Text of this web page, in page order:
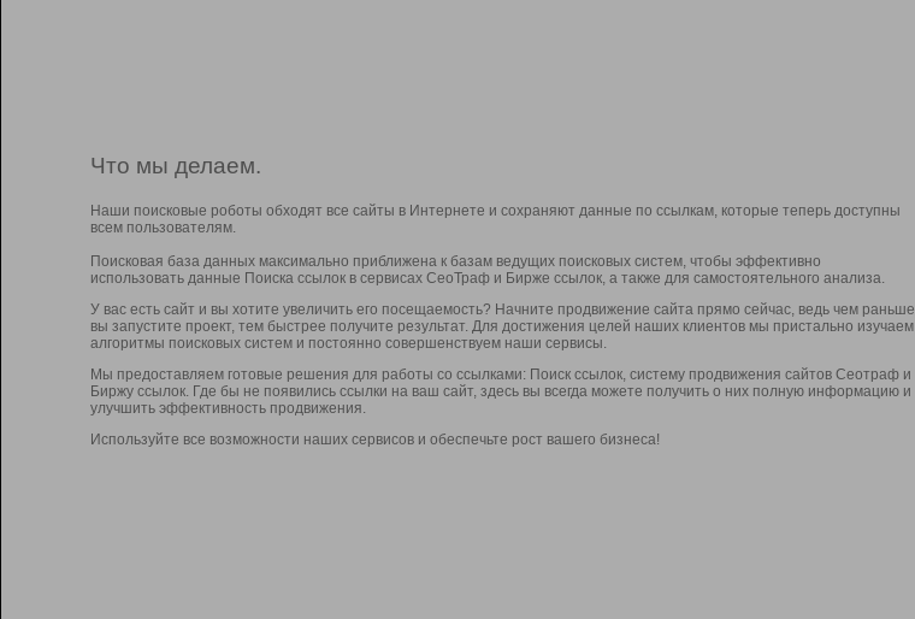
Что мы делаем.
Наши поисковые роботы обходят все сайты в Интернете и сохраняют данные по ссылкам, которые теперь доступны
всем пользователям.
Поисковая база данных максимально приближена к базам ведущих поисковых систем, чтобы эффективно
использовать данные Поиска ссылок в сервисах СеоТраф и Бирже ссылок, а также для самостоятельного анализа.
У вас есть сайт и вы хотите увеличить его посещаемость? Начните продвижение сайта прямо сейчас, ведь чем раньше
вы запустите проект, тем быстрее получите результат. Для достижения целей наших клиентов мы пристально изучаем
алгоритмы поисковых систем и постоянно совершенствуем наши сервисы.
Мы предоставляем готовые решения для работы со ссылками: Поиск ссылок, систему продвижения сайтов Сеотраф и
Биржу ссылок. Где бы не появились ссылки на ваш сайт, здесь вы всегда можете получить о них полную информацию и
улучшить эффективность продвижения.
Используйте все возможности наших сервисов и обеспечьте рост вашего бизнеса!